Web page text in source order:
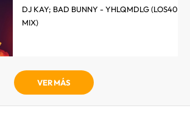
DJ KAY; BAD BUNNY - YHLQMDLG (LOS40
MIX)
VER MÁS